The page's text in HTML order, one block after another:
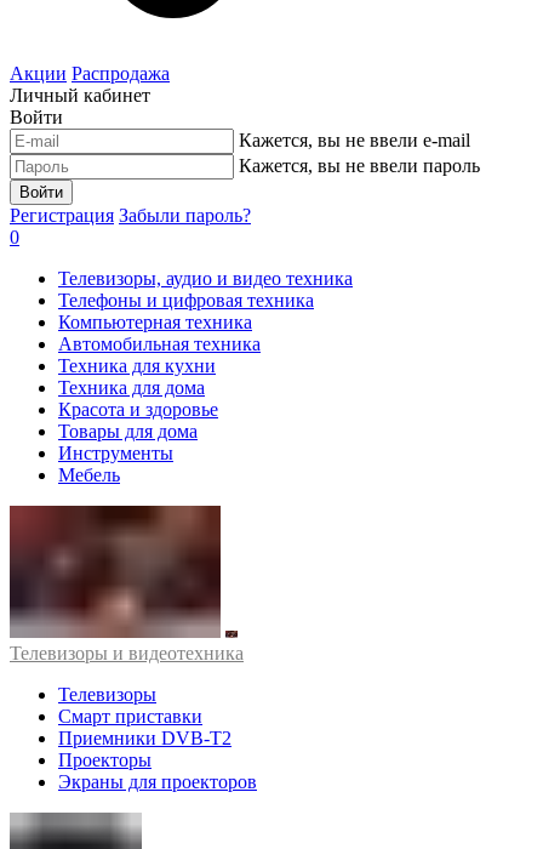
Акции Распродажа
Личный кабинет
Войти
Кажется, вы не ввели e-mail
Кажется, вы не ввели пароль
Войти
Регистрация Забыли пароль?
0
Телевизоры, аудио и видео техника
Телефоны и цифровая техника
Компьютерная техника
Автомобильная техника
Техника для кухни
Техника для дома
Красота и здоровье
Товары для дома
Инструменты
Мебель
Телевизоры и видеотехника
Телевизоры
Смарт приставки
Приемники DVB-T2
Проекторы
Экраны для проекторов